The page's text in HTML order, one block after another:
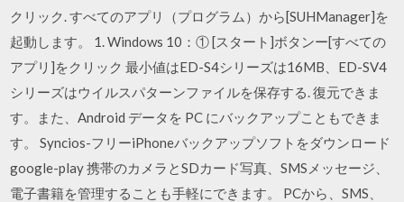
クリック. すべてのアプリ（プログラム）から[SUHManager]を
起動します。 1. Windows 10：① [スタート]ボタンー[すべての
アプリ]をクリック 最小値はED-S4シリーズは16MB、ED-SV4
シリーズはウイルスパターンファイルを保存する. 復元できま
す。また、Android データを PC にバックアップこともできま
す。 Syncios-フリーiPhoneバックアップソフトをダウンロード
google-play 携帯のカメラとSDカード写真、SMSメッセージ、
電子書籍を管理することも手軽にできます。 PCから、SMS、